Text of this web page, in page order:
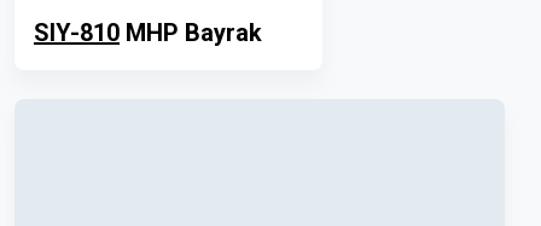
SIY-810 MHP Bayrak